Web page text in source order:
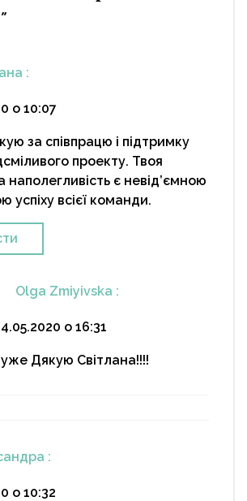
”
:
о 10:07
за співпрацю і підтримку
проекту. Твоя
наполегливість є невід’ємною
успіху всієї команди.
Olga Zmiyivska :
о 16:31
Дякую Світлана!!!!
:
о 10:32